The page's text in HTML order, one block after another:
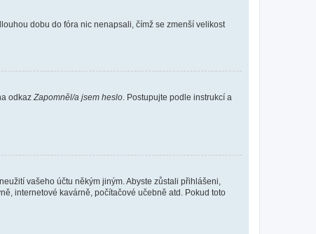
dobu do fóra nic nenapsali, čímž se zmenší velikost
odkaz Zapomněl/a jsem heslo . Postupujte podle instrukcí a
vašeho účtu někým jiným. Abyste zůstali přihlášeni,
internetové kavárně, počítačové učebně atd. Pokud toto